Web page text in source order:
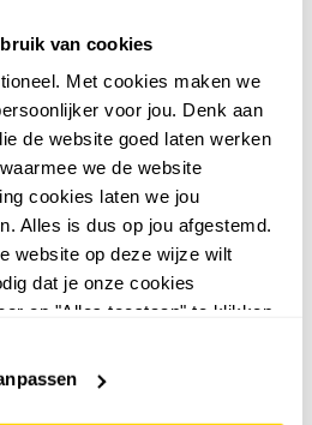
van cookies
Met cookies maken we
voor jou. Denk aan
de website goed laten werken
we de website
cookies laten we jou
Alles is dus op jou afgestemd.
website op deze wijze wilt
dat je onze cookies
op "Alles toestaan" te klikken.